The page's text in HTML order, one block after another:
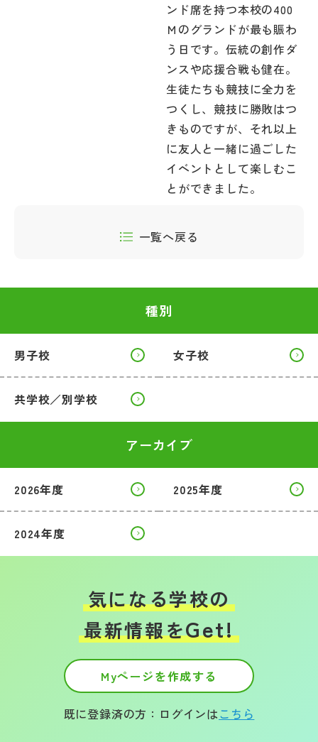
ンド席を持つ本校の400
Ｍのグランドが最も賑わ
う日です。伝統の創作ダ
ンスや応援合戦も健在。
生徒たちも競技に全力を
つくし、競技に勝敗はつ
きものですが、それ以上
に友人と一緒に過ごした
イベントとして楽しむこ
とができました。
一覧へ戻る
種別
男子校 女子校
共学校／別学校
アーカイブ
2026年度 2025年度
2024年度
気になる学校の
最新情報をGet!
Myページを作成する
既に登録済の方：ログインはこちら